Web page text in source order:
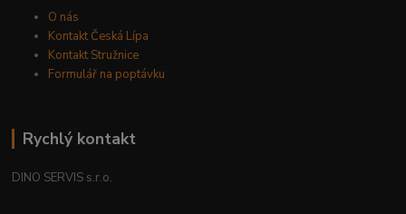
O nás
Kontakt Česká Lípa
Kontakt Stružnice
Formulář na poptávku
Rychlý kontakt
DINO SERVIS s.r.o.